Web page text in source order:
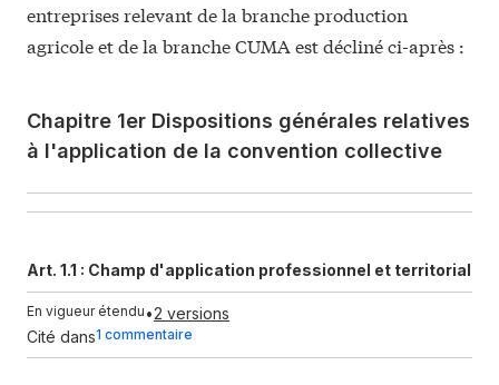
entreprises relevant de la branche production
agricole et de la branche CUMA est décliné ci-après :
Chapitre 1er Dispositions générales relatives
à l'application de la convention collective
Art. 1.1 : Champ d'application professionnel et territorial
En vigueur étendu •2 versions
Cité dans1 commentaire